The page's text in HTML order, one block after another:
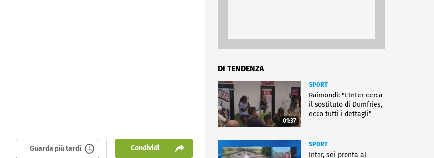
Guarda più tardi Condividi
DI TENDENZA
01:37
SPORT
Raimondi: "L'Inter cerca
il sostituto di Dumfries,
ecco tutti i dettagli"
SPORT
Inter, sei pronta al